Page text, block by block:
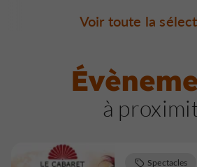
Voir toute la
à
Spectacles